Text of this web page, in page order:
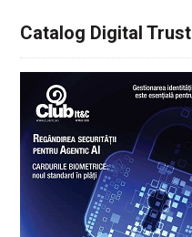
Catalog Digital